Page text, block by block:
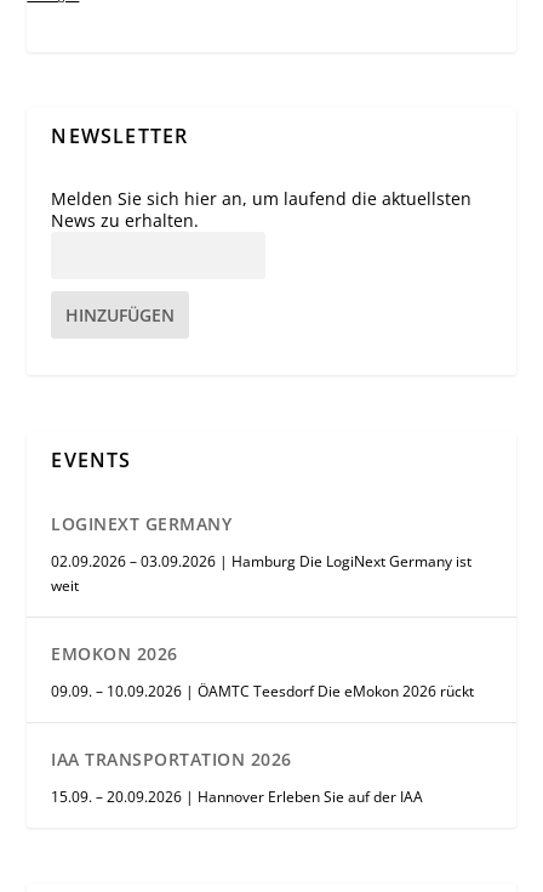
NEWSLETTER
Melden Sie sich hier an, um laufend die aktuellsten
News zu erhalten.
HINZUFÜGEN
EVENTS
LOGINEXT GERMANY
02.09.2026 – 03.09.2026 | Hamburg Die LogiNext Germany ist
weit
EMOKON 2026
09.09. – 10.09.2026 | ÖAMTC Teesdorf Die eMokon 2026 rückt
IAA TRANSPORTATION 2026
15.09. – 20.09.2026 | Hannover Erleben Sie auf der IAA